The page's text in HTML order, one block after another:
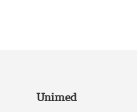
Unimed